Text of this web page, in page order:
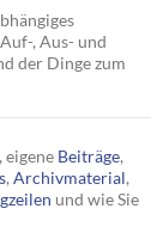
, Aus- und
der Dinge zum
, eigene Beiträge,
, Archivmaterial,
und wie Sie